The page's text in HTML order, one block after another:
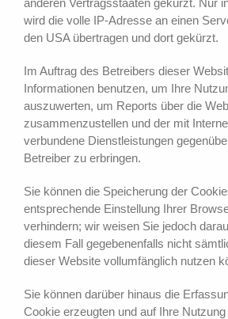
wird die volle IP-Adresse an einen
den USA übertragen und dort gekürzt.
Im Auftrag des Betreibers dieser
Informationen benutzen, um Ihre
auszuwerten, um Reports über die
zusammenzustellen und der mit
verbundene Dienstleistungen
Betreiber zu erbringen.
Sie können die Speicherung der
entsprechende Einstellung Ihrer
verhindern; wir weisen Sie jedoch
diesem Fall gegebenenfalls nicht
dieser Website vollumfänglich nutzen
Sie können darüber hinaus die
Cookie erzeugten und auf Ihre